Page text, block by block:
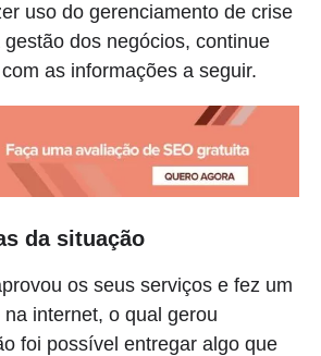
uso do gerenciamento de crise
dos negócios, continue
as informações a seguir.
da situação
os seus serviços e fez um
internet, o qual gerou
foi possível entregar algo que